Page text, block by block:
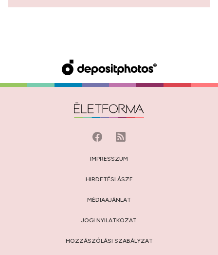
IMPRESSZUM
HIRDETÉSI ÁSZF
MÉDIAAJÁNLAT
JOGI NYILATKOZAT
HOZZÁSZÓLÁSI SZABÁLYZAT